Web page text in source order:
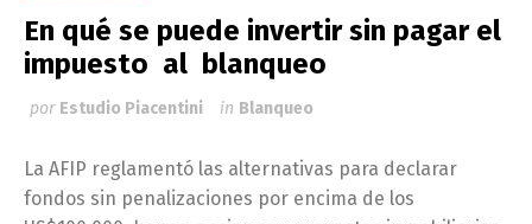
En qué se puede invertir sin pagar el
impuesto al blanqueo
por Estudio Piacentini in Blanqueo
La AFIP reglamentó las alternativas para declarar
fondos sin penalizaciones por encima de los